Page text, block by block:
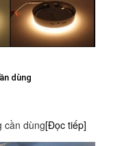
dùng
cần dùng[Đọc tiếp]